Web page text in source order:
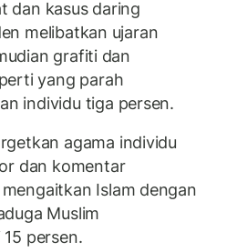
dan kasus daring
melibatkan ujaran
grafiti dan
yang parah
individu tiga persen.
agama individu
dan komentar
Islam dengan
Muslim
persen.